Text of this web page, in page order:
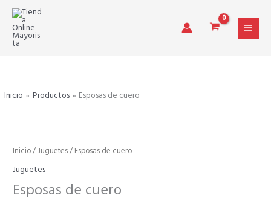
contenido
Inicio Productos Esposas de cuero
Inicio/Juguetes/ Esposas de cuero
Juguetes
Esposas de cuero
Esposas
de
cuero
cantidad